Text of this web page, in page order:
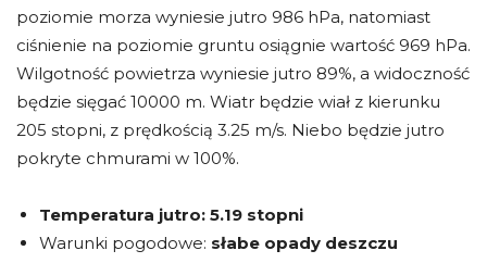
poziomie morza wyniesie jutro 986 hPa, natomiast
ciśnienie na poziomie gruntu osiągnie wartość 969 hPa.
Wilgotność powietrza wyniesie jutro 89%, a widoczność
będzie sięgać 10000 m. Wiatr będzie wiał z kierunku
205 stopni, z prędkością 3.25 m/s. Niebo będzie jutro
pokryte chmurami w 100%.
Temperatura jutro: 5.19 stopni
Warunki pogodowe: słabe opady deszczu